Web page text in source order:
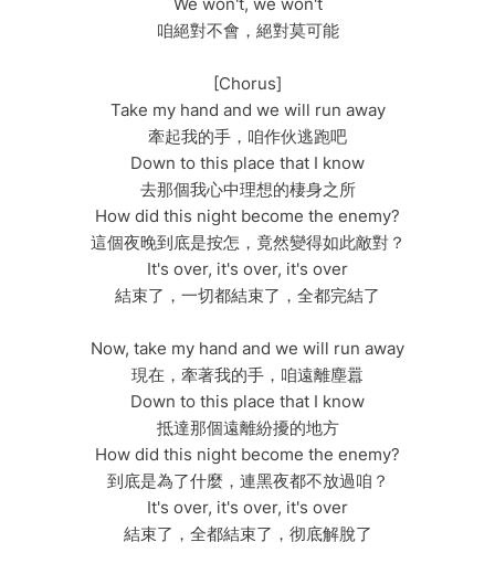
咱絕對不會，絕對莫可能
[Chorus]
Take my hand and we will run away
牽起我的手，咱作伙逃跑吧
Down to this place that I know
去那個我心中理想的棲身之所
How did this night become the enemy?
這個夜晚到底是按怎，竟然變得如此敵對？
It's over, it's over, it's over
結束了，一切都結束了，全都完結了
Now, take my hand and we will run away
現在，牽著我的手，咱遠離塵囂
Down to this place that I know
抵達那個遠離紛擾的地方
How did this night become the enemy?
到底是為了什麼，連黑夜都不放過咱？
It's over, it's over, it's over
結束了，全都結束了，彻底解脫了